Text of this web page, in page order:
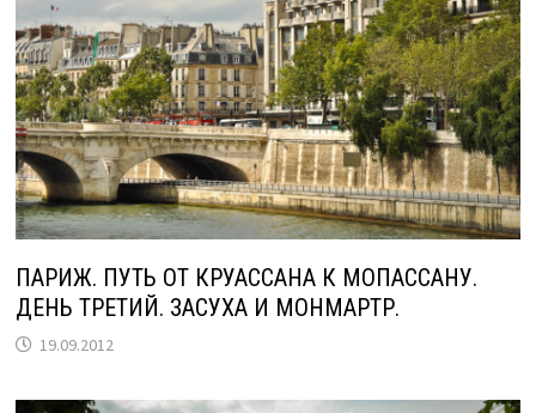
ПАРИЖ. ПУТЬ ОТ КРУАССАНА К МОПАССАНУ.
ДЕНЬ ТРЕТИЙ. ЗАСУХА И МОНМАРТР.
19.09.2012